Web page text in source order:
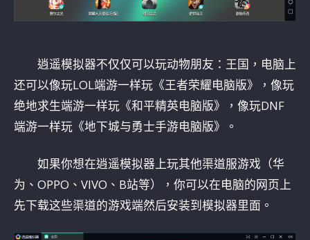
逍遥模拟器不仅仅可以玩动物朋友：王国，电脑上
还可以像玩LOL端游一样玩《王者荣耀电脑版》，像玩
绝地求生端游一样玩《和平精英电脑版》，像玩DNF
端游一样玩《地下城与勇士手游电脑版》。
如果你想在逍遥模拟器上玩其他渠道服游戏（华
为、OPPO、VIVO、B站等），你可以在电脑的网页上
先下载这些渠道的游戏端然后安装到模拟器里面。